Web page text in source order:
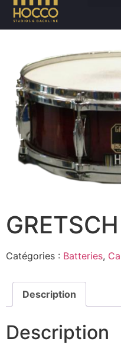
Accueil/Batteries
Catégories : Batteries,
Description
Description